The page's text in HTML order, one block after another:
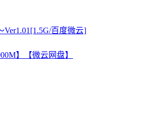
百度微云]
】【微云网盘】